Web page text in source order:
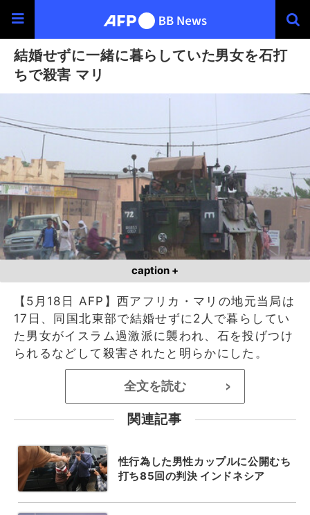
結婚せずに一緒に暮らしていた男女を石打
ちで殺害 マリ
caption +
【5月18日 AFP】西アフリカ・マリの地元当局は
17日、同国北東部で結婚せずに2人で暮らしてい
た男女がイスラム過激派に襲われ、石を投げつけ
られるなどして殺害されたと明らかにした。
全文を読む >
関連記事
性行為した男性カップルに公開むち
打ち85回の判決 インドネシア